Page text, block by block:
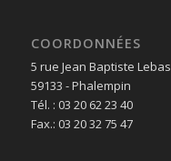
COORDONNÉES
5 rue Jean Baptiste Lebas
59133 - Phalempin
Tél. : 03 20 62 23 40
Fax.: 03 20 32 75 47